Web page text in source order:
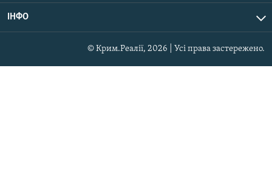
ІНФО
© Крим.Реалії, 2026 | Усі права застережено.